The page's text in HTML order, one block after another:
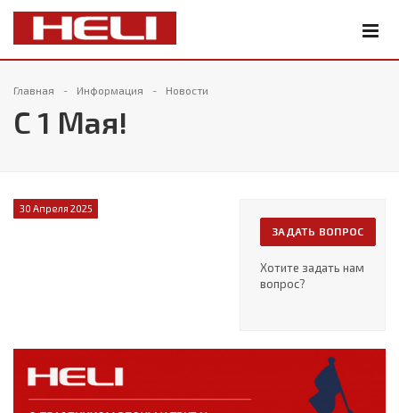
Главная Информация Новости
С 1 Мая!
ЗАДАТЬ ВОПРОС
Хотите задать нам
вопрос?
30 Апреля 2025